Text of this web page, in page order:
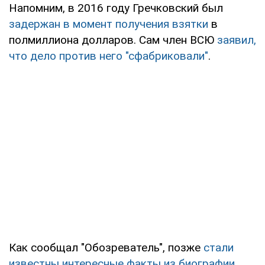
Напомним, в 2016 году Гречковский был
задержан в момент получения взятки в
полмиллиона долларов. Сам член ВСЮ заявил,
что дело против него "сфабриковали".
Как сообщал "Обозреватель", позже стали